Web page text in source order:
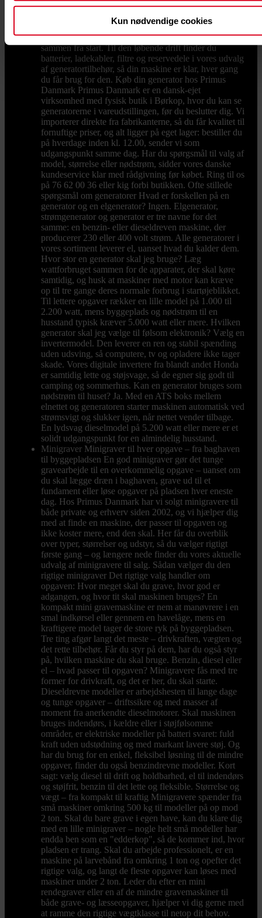
Kun nødvendige cookies
virksomheden mod strømsvigt, kan generatoren kobles
til en ATS boks, der automatisk starter maskinen, når
nettet falder ud. Du kan også vælge et komplet
nødstrømsanlæg, hvor generator og automatik er tænkt
sammen fra start. Til den løbende drift finder du
batterier, ladekabler, filtre og reservedele i vores udvalg
af generatortilbehør, så din maskine er klar, hver gang
du får brug for den. Køb din generator hos Primus
Danmark Primus Danmark er en dansk-ejet
virksomhed med fysisk butik i Børkop, hvor du kan se
generatorerne i vareudstillingen, før du beslutter dig. Vi
importerer direkte fra fabrikanterne, så du får kvalitet til
fornuftige priser, og alt ligger på eget lager: bestiller du
på hverdage inden kl. 12.00, sender vi som
udgangspunkt samme dag. Har du spørgsmål til valg af
model, størrelse eller nødstrøm, sidder vores danske
kundeservice klar med rådgivning før købet. Ring til os
på 76 62 00 36 eller kig forbi butikken. Ofte stillede
spørgsmål om generatorer Hvad er forskellen på en
generator og en elgenerator? Ingen. Elgenerator,
strømgenerator og generator er tre navne for det
samme: en benzin- eller dieseldreven maskine, der
producerer 230 eller 400 volt strøm. Alle generatorer i
vores sortiment leverer el, uanset hvad du kalder dem.
Hvor stor en generator skal jeg bruge? Læg
wattforbruget sammen for de apparater, der skal køre
samtidig, og husk at maskiner med motor kan kræve
op til tre gange deres normale forbrug i startøjeblikket.
Til lettere opgaver rækker en lille model på 1.000 til
2.200 watt, mens byggeplads og nødstrøm til en
husstand typisk kræver 5.000 watt eller mere. Hvilken
generator skal jeg vælge til følsom elektronik? Vælg en
invertermodel. Den leverer en ren og stabil spænding
uden udsving, så computere, tv og opladere ikke tager
skade. Vores digitale invertere fra blandt andet Honda
er samtidig lette og støjsvage, så de egner sig godt til
camping og sommerhus. Kan en generator bruges som
nødstrøm til huset? Ja. Med en ATS boks mellem
elnettet og generatoren starter maskinen automatisk ved
strømsvigt og slukker igen, når nettet vender tilbage.
En lydsvag dieselmodel på 5.200 watt eller mere er et
solidt udgangspunkt for en almindelig husstand.
Minigraver Minigraver til hver opgave – fra baghaven
til byggepladsen En god minigraver gør det tunge
gravearbejde til en overkommelig opgave – uanset om
du skal lægge dræn i baghaven, grave ud til et
fundament eller løse opgaver på pladsen hver eneste
dag. Hos Primus Danmark har vi solgt minigravere til
både private og erhverv siden 2002, og vi hjælper dig
med at finde en maskine, der passer til opgaven og
ikke koster mere, end den skal. Her får du overblik
over typer, størrelser og udstyr, så du vælger rigtigt
første gang – og længere nede finder du vores aktuelle
udvalg af minigravere til salg. Sådan vælger du den
rigtige minigraver Det rigtige valg handler om
opgaven: Hvor meget skal du grave, hvor god er
adgangen, og hvor tit skal maskinen bruges? En
kompakt mini gravemaskine er nem at manøvrere i en
smal indkørsel eller gennem en havelåge, mens en
kraftigere model tager de store ryk på byggepladsen.
Tre ting afgør langt det meste – drivkraften, vægten og
det rette tilbehør. Får du styr på dem, har du også styr
på, hvilken maskine du skal bruge. Benzin, diesel eller
el – hvad passer til opgaven? Minigravere fås med tre
former for drivkraft, og det er her, du skal starte.
Dieseldrevne modeller er arbejdshesten til lange dage
og tunge opgaver – driftssikre og med masser af
moment fra anerkendte dieselmotorer. Skal maskinen
bruges indendørs, i kældre eller i støjfølsomme
områder, er elektriske modeller på batteri svaret: fuld
kraft uden udstødning og med markant lavere støj. Og
har du brug for en enkel, fleksibel løsning til de mindre
opgaver, finder du også benzindrevne modeller. Kort
sagt: vælg diesel til drift og holdbarhed, el til indendørs
og støjfrit, benzin til det lette og fleksible. Størrelse og
vægt – fra kompakt til kraftig Minigravere spænder fra
små maskiner omkring 500 kg til modeller på op mod
2 ton. Skal du bare grave i egen have, kan du klare dig
med en lille minigraver – nogle helt små modeller har
endda ben som en "edderkop", så de kommer ind, hvor
pladsen er trang. Skal du arbejde professionelt, er en
maskine på larvebånd fra omkring 1 ton og opefter det
rigtige valg, og langt de fleste opgaver kan løses med
maskiner under 2 ton. Leder du efter en mini
rendegraver eller en af de mindre gravemaskiner til
både grave- og læsseopgaver, hjælper vi dig gerne med
at ramme den rigtige vægtklasse til netop dit behov.